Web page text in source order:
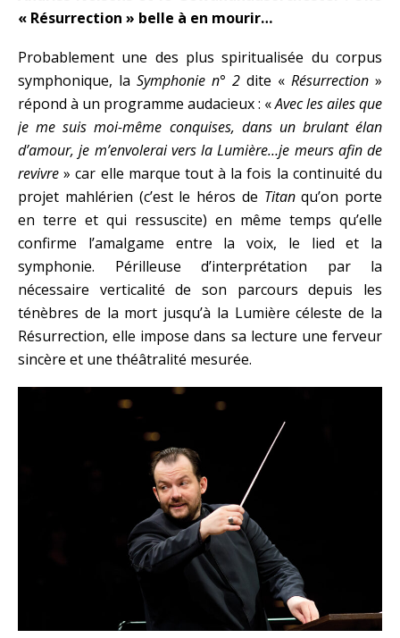
« Résurrection » belle à en mourir…
Probablement une des plus spiritualisée du corpus
symphonique, la Symphonie n° 2 dite « Résurrection »
répond à un programme audacieux : «Avec les ailes que
je me suis moi-même conquises, dans un brulant élan
d’amour, je m’envolerai vers la Lumière…je meurs afin de
revivre» car elle marque tout à la fois la continuité du
projet mahlérien (c’est le héros de Titanqu’on porte
en terre et qui ressuscite) en même temps qu’elle
confirme l’amalgame entre la voix, le lied et la
symphonie. Périlleuse d’interprétation par la
nécessaire verticalité de son parcours depuis les
ténèbres de la mort jusqu’à la Lumière céleste de la
Résurrection, elle impose dans sa lecture une ferveur
sincère et une théâtralité mesurée.